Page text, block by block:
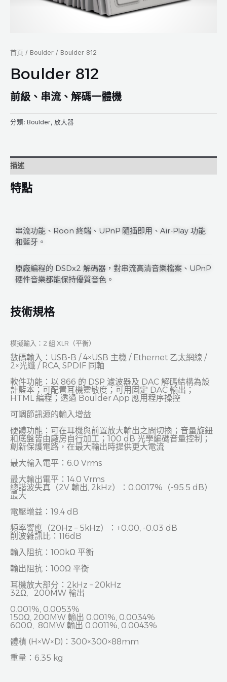
首頁 / Boulder / Boulder 812
Boulder 812
前級、串流、解碼一體機
分類: Boulder, 放大器
描述
特點
串流功能、Roon 終端、UPnP 隨插即用、Air-Play 功能
和藍牙。
原廠編程的 DSDx2 解碼器，對串流高清音樂檔案、UPnP
硬件音樂都能保持優質音色。
技術規格
模擬輸入：2 組 XLR（平衡）
數碼輸入：USB-B / 4×USB 主機 / Ethernet 乙太網線 /
2×光纖 / RCA, SPDIF 同軸
軟件功能：以 866 的 DSP 濾波器及 DAC 解碼結構為設
計藍本；可配置耳機靈敏度；可用固定 DAC 輸出；
HTML 編程；透過 Boulder App 應用程序操控
可調節訊源的輸入增益
硬體功能：可在耳機與前置放大輸出之間切換；音量旋鈕
和底盤皆由廠房自行加工；100 dB 光學編碼音量控制；
創新保護電路，在最大輸出時提供更大電流
最大輸入電平：6.0 Vrms
最大輸出電平：14.0 Vrms
總諧波失真（2V 輸出, 2kHz）：0.0017%（-95.5 dB）
最大
電壓增益：19.4 dB
頻率響應（20Hz – 5kHz）：+0.00, -0.03 dB
削波雜訊比：116dB
輸入阻抗：100kΩ 平衡
輸出阻抗：100Ω 平衡
耳機放大部分：2kHz – 20kHz
32Ω, 200MW 輸出
0.001%, 0.0053%
150Ω, 200MW 輸出 0.001%, 0.0034%
600Ω, 80MW 輸出 0.0011%, 0.0043%
體積 (H×W×D)：300×300×88mm
重量：6.35 kg